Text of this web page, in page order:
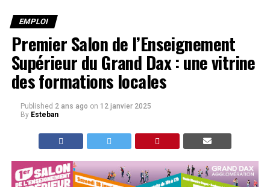
EMPLOI
Premier Salon de l’Enseignement
Supérieur du Grand Dax : une vitrine
des formations locales
Published 2 ans ago on 12 janvier 2025
By Esteban